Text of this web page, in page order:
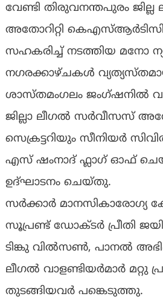
വേണ്ടി തിരുവനന്തപുരം
അതോറിറ്റി
സഹകരിച്ച് നടത്തിയ മനോ
നഗരക്കാഴ്ചകൾ
ശാസ്തമംഗലം ജംഗ്ഷനിൽ
ജില്ലാ ലീഗൽ സർവീസസ്
സെക്രട്ടറിയും സീനിയർ
എസ് ഷംനാദ് ഫ്ലാഗ് ഓഫ്
ഉദ്ഘാടനം ചെയ്തു.
സർക്കാർ മാനസികാരോഗ്യ
സൂപ്രണ്ട് ഡോക്ടർ പ്രീതി
ടിങ്കു വിൽസൺ, പാനൽ
ലീഗൽ വാളണ്ടിയർമാർ മറ്റു
തുടങ്ങിയവർ പങ്കെടുത്തു.